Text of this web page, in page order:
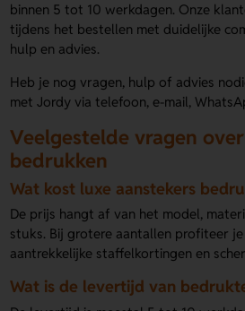
binnen 5 tot 10 werkdagen. Onze
tijdens het bestellen met duidelijke
hulp en advies.
Heb je nog vragen, hulp of advies
met Jordy via telefoon, e-mail,
Veelgestelde vragen
bedrukken
Wat kost luxe aanstekers
De prijs hangt af van het model,
stuks. Bij grotere aantallen profiteer
aantrekkelijke staffelkortingen en
Wat is de levertijd van